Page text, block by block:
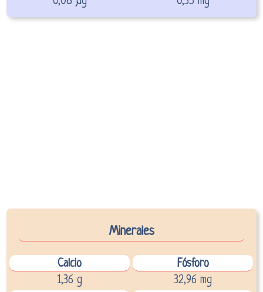
Minerales
Calcio
Fósforo
1,36 g
32,96 mg